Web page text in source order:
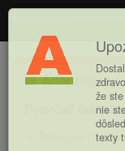
Adaptogény
Hlavná
ponukaAdaptogény
Prehľad
Ženšen pravý
že
nie
texty